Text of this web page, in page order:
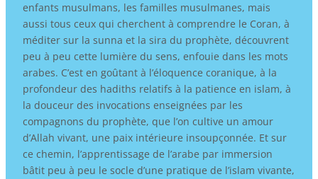
enfants musulmans, les familles musulmanes, mais
aussi tous ceux qui cherchent à comprendre le Coran, à
méditer sur la sunna et la sira du prophète, découvrent
peu à peu cette lumière du sens, enfouie dans les mots
arabes. C’est en goûtant à l’éloquence coranique, à la
profondeur des hadiths relatifs à la patience en islam, à
la douceur des invocations enseignées par les
compagnons du prophète, que l’on cultive un amour
d’Allah vivant, une paix intérieure insoupçonnée. Et sur
ce chemin, l’apprentissage de l’arabe par immersion
bâtit peu à peu le socle d’une pratique de l’islam vivante,